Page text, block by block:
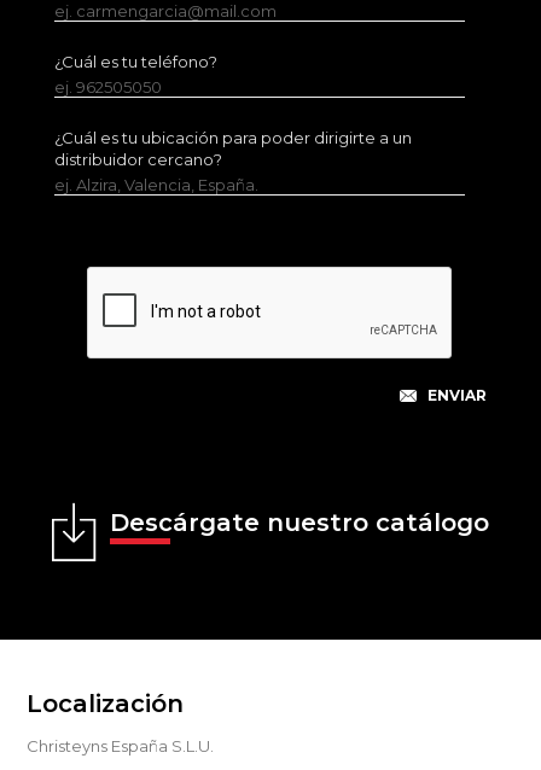
ej. carmengarcia@mail.com
¿Cuál es tu teléfono?
ej. 962505050
¿Cuál es tu ubicación para poder dirigirte a un
distribuidor cercano?
ej. Alzira, Valencia, España.
Descárgate nuestro catálogo
Localización
Christeyns España S.L.U.